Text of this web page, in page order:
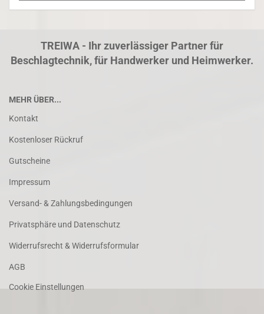
TREIWA - Ihr zuverlässiger Partner für
Beschlagtechnik, für Handwerker und Heimwerker.
MEHR ÜBER...
Kontakt
Kostenloser Rückruf
Gutscheine
Impressum
Versand- & Zahlungsbedingungen
Privatsphäre und Datenschutz
Widerrufsrecht & Widerrufsformular
AGB
Cookie Einstellungen